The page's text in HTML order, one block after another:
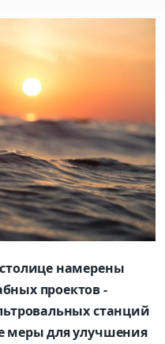
намерены
проектов -
станций
меры для улучшения